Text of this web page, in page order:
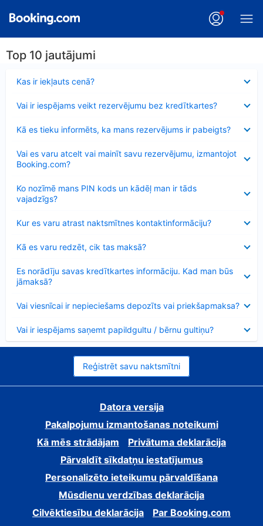
Top 10 jautājumi
Kas ir iekļauts cenā?
Vai ir iespējams veikt rezervējumu bez kredītkartes?
Kā es tieku informēts, ka mans rezervējums ir pabeigts?
Vai es varu atcelt vai mainīt savu rezervējumu, izmantojot
Booking.com?
Ko nozīmē mans PIN kods un kādēļ man ir tāds
vajadzīgs?
Kur es varu atrast naktsmītnes kontaktinformāciju?
Kā es varu redzēt, cik tas maksā?
Es norādīju savas kredītkartes informāciju. Kad man būs
jāmaksā?
Vai viesnīcai ir nepieciešams depozīts vai priekšapmaksa?
Vai ir iespējams saņemt papildgultu / bērnu gultiņu?
Reģistrēt savu naktsmītni
Datora versija
Pakalpojumu izmantošanas noteikumi
Kā mēs strādājam
Privātuma deklarācija
Pārvaldīt sīkdatņu iestatījumus
Personalizēto ieteikumu pārvaldīšana
Mūsdienu verdzības deklarācija
Cilvēktiesību deklarācija
Par Booking.com